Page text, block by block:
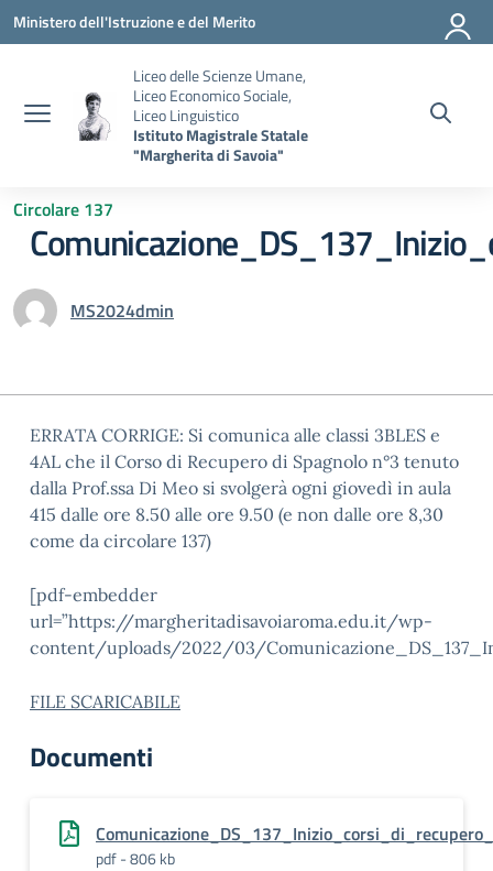
Vai ai contenuti
Vai al menu di navigazione
Vai al footer
Ministero dell'Istruzione e del Merito
Liceo delle Scienze Umane,
Liceo Economico Sociale,
Liceo Linguistico
Istituto Magistrale Statale
"Margherita di Savoia"
Circolare 137
MS2024dmin
ERRATA CORRIGE: Si comunica alle classi 3BLES e
4AL che il Corso di Recupero di Spagnolo n°3 tenuto
dalla Prof.ssa Di Meo si svolgerà ogni giovedì in aula
415 dalle ore 8.50 alle ore 9.50 (e non dalle ore 8,30
come da circolare 137)
[pdf-embedder
url=”https://margheritadisavoiaroma.edu.it/wp-
content/uploads/2022/03/
FILE SCARICABILE
Documenti
pdf - 806 kb